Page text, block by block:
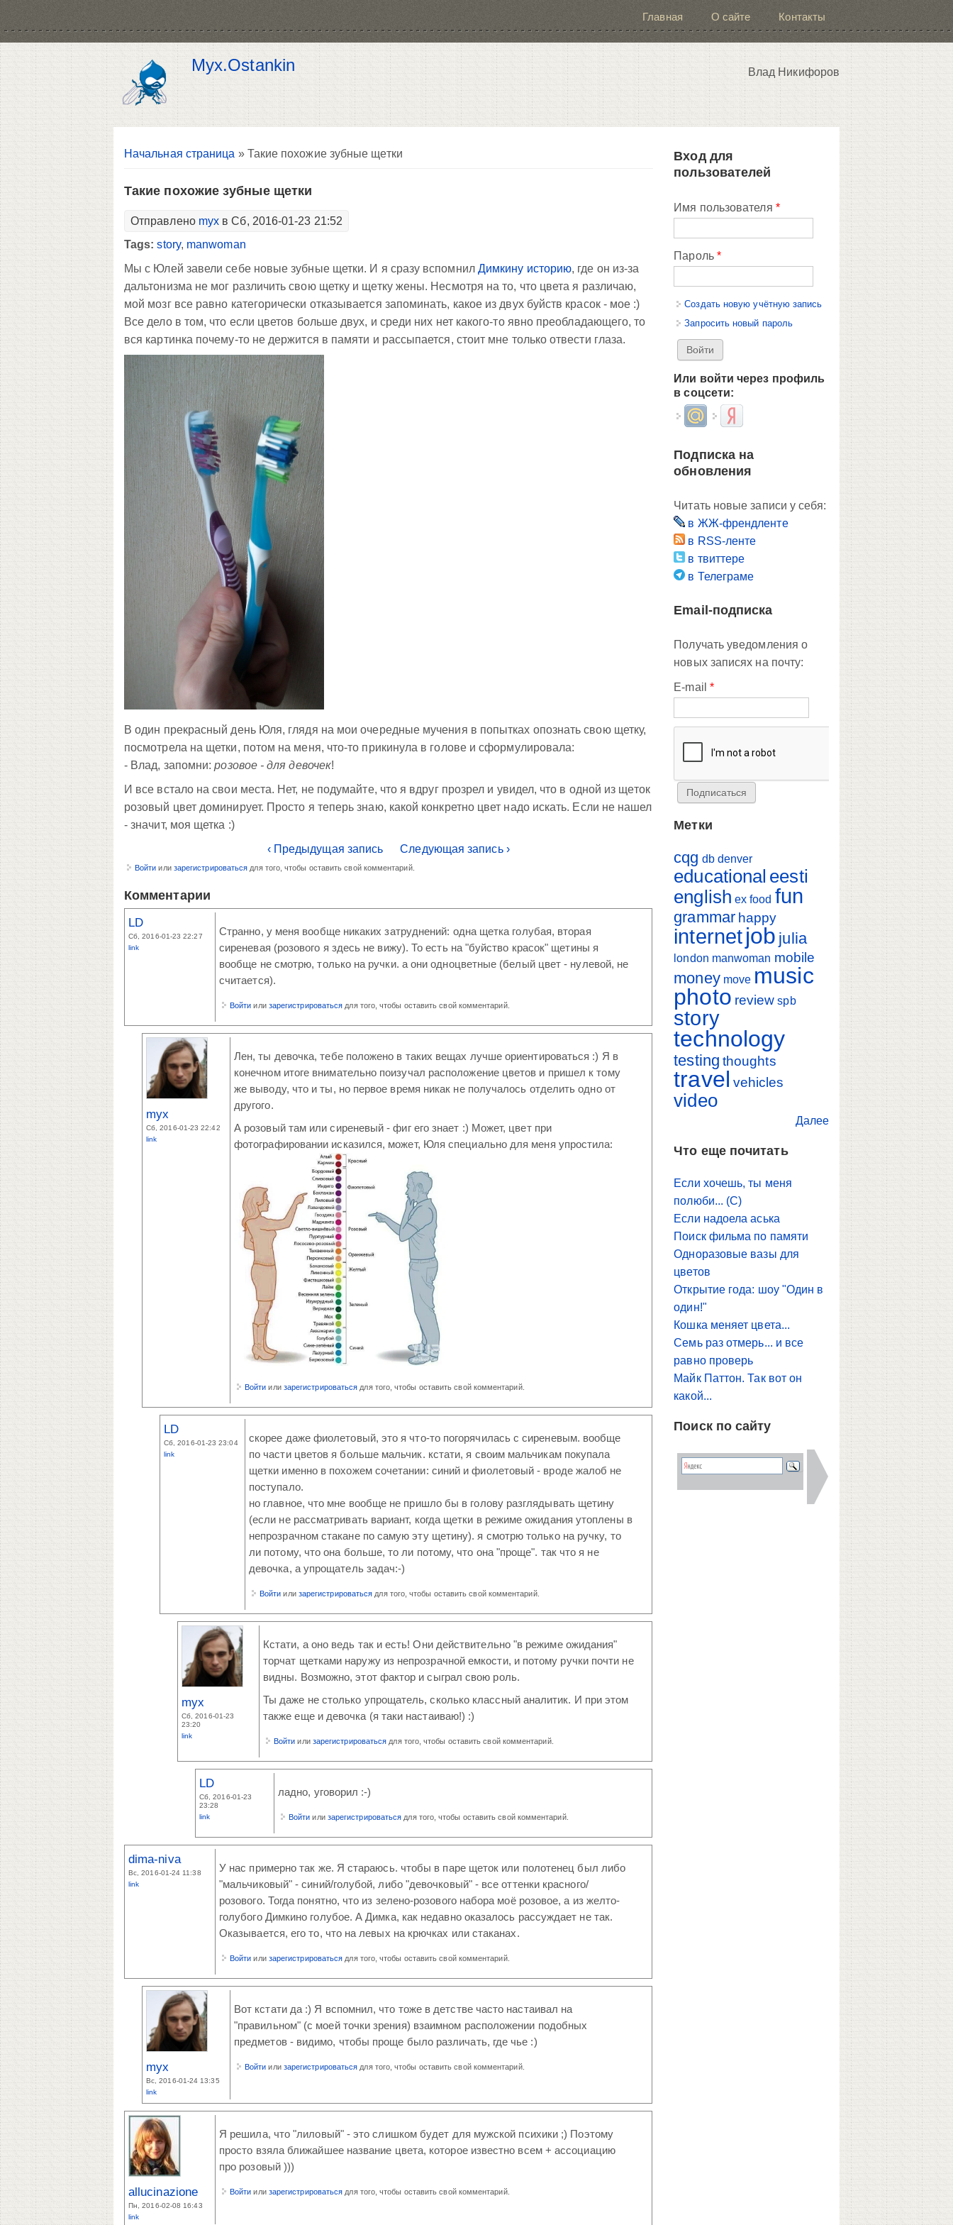
Главная О сайте Контакты
Myx.Ostankin Влад Никифоров
Вы здесь
Начальная страница » Такие похожие зубные щетки
Такие похожие зубные щетки
Отправлено myx в Сб, 2016-01-23 21:52
Tags:story, manwoman
Мы с Юлей завели себе новые зубные щетки. И я сразу вспомнил Димкину историю, где он из-за
дальтонизма не мог различить свою щетку и щетку жены. Несмотря на то, что цвета я различаю,
мой мозг все равно категорически отказывается запоминать, какое из двух буйств красок - мое :)
Все дело в том, что если цветов больше двух, и среди них нет какого-то явно преобладающего, то
вся картинка почему-то не держится в памяти и рассыпается, стоит мне только отвести глаза.
В один прекрасный день Юля, глядя на мои очередные мучения в попытках опознать свою щетку,
посмотрела на щетки, потом на меня, что-то прикинула в голове и сформулировала:
- Влад, запомни:розовое - для девочек!
И все встало на свои места. Нет, не подумайте, что я вдруг прозрел и увидел, что в одной из щеток
розовый цвет доминирует. Просто я теперь знаю, какой конкретно цвет надо искать. Если не нашел
- значит, моя щетка :)
‹ Предыдущая запись
Следующая запись ›
Войти или зарегистрироваться для того, чтобы оставить свой комментарий.
Комментарии
LD
Сб, 2016-01-23 22:27
link
Странно, у меня вообще никаких затруднений: одна щетка голубая, вторая
сиреневая (розового я здесь не вижу). То есть на "буйство красок" щетины я
вообще не смотрю, только на ручки. а они одноцветные (белый цвет - нулевой, не
считается).
Войти или зарегистрироваться для того, чтобы оставить свой комментарий.
myx
Сб, 2016-01-23 22:42
link
Лен, ты девочка, тебе положено в таких вещах лучше ориентироваться :) Я в
конечном итоге внимательно поизучал расположение цветов и пришел к тому
же выводу, что и ты, но первое время никак не получалось отделить одно от
другого.
А розовый там или сиреневый - фиг его знает :) Может, цвет при
фотографировании исказился, может, Юля специально для меня упростила:
Войти или зарегистрироваться для того, чтобы оставить свой комментарий.
LD
Сб, 2016-01-23 23:04
link
скорее даже фиолетовый, это я что-то погорячилась с сиреневым. вообще
по части цветов я больше мальчик. кстати, я своим мальчикам покупала
щетки именно в похожем сочетании: синий и фиолетовый - вроде жалоб не
поступало.
но главное, что мне вообще не пришло бы в голову разглядывать щетину
(если не рассматривать вариант, когда щетки в режиме ожидания утоплены в
непрозрачном стакане по самую эту щетину). я смотрю только на ручку, то
ли потому, что она больше, то ли потому, что она "проще". так что я не
девочка, а упрощатель задач:-)
Войти или зарегистрироваться для того, чтобы оставить свой комментарий.
myx
Сб, 2016-01-23
23:20
link
Кстати, а оно ведь так и есть! Они действительно "в режиме ожидания"
торчат щетками наружу из непрозрачной емкости, и потому ручки почти не
видны. Возможно, этот фактор и сыграл свою роль.
Ты даже не столько упрощатель, сколько классный аналитик. И при этом
также еще и девочка (я таки настаиваю!) :)
Войти или зарегистрироваться для того, чтобы оставить свой комментарий.
LD
Сб, 2016-01-23
23:28
link
ладно, уговорил :-)
Войти или зарегистрироваться для того, чтобы оставить свой комментарий.
dima-niva
Вс, 2016-01-24 11:38
link
У нас примерно так же. Я стараюсь. чтобы в паре щеток или полотенец был либо
"мальчиковый" - синий/голубой, либо "девочковый" - все оттенки красного/
розового. Тогда понятно, что из зелено-розового набора моё розовое, а из желто-
голубого Димкино голубое. А Димка, как недавно оказалось рассуждает не так.
Оказывается, его то, что на левых на крючках или стаканах.
Войти или зарегистрироваться для того, чтобы оставить свой комментарий.
myx
Вс, 2016-01-24 13:35
link
Вот кстати да :) Я вспомнил, что тоже в детстве часто настаивал на
"правильном" (с моей точки зрения) взаимном расположении подобных
предметов - видимо, чтобы проще было различать, где чье :)
Войти или зарегистрироваться для того, чтобы оставить свой комментарий.
allucinazione
Пн, 2016-02-08 16:43
link
Я решила, что "лиловый" - это слишком будет для мужской психики ;) Поэтому
просто взяла ближайшее название цвета, которое известно всем + ассоциацию
про розовый )))
Войти или зарегистрироваться для того, чтобы оставить свой комментарий.
Вход для
пользователей
Имя пользователя *
Пароль *
Создать новую учётную запись
Запросить новый пароль
Или войти через профиль
в соцсети:
Login with Mail.ruLogin with Яндекс
Подписка на
обновления
Читать новые записи у себя:
в ЖЖ-френдленте
в RSS-ленте
в твиттере
в Телеграме
Email-подписка
Получать уведомления о
новых записях на почту:
E-mail *
Метки
cqg db denver
educational eesti
english ex food fun
grammar happy
internetjob julia
london manwoman mobile
money move music
photo review spb
story
technology
testing thoughts
travel vehicles
video
Далее
Что еще почитать
Если хочешь, ты меня
полюби... (С)
Если надоела аська
Поиск фильма по памяти
Одноразовые вазы для
цветов
Открытие года: шоу "Один в
один!"
Кошка меняет цвета...
Семь раз отмерь... и все
равно проверь
Майк Паттон. Так вот он
какой...
Поиск по сайту